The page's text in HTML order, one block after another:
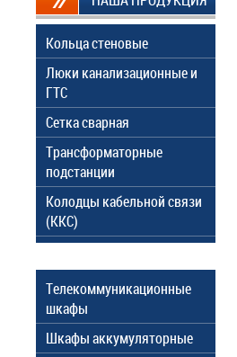
Кольца стеновые
Люки канализационные и
ГТС
Сетка сварная
Трансформаторные
подстанции
Колодцы кабельной связи
(ККС)
Телекоммуникационные
шкафы
Шкафы аккумуляторные